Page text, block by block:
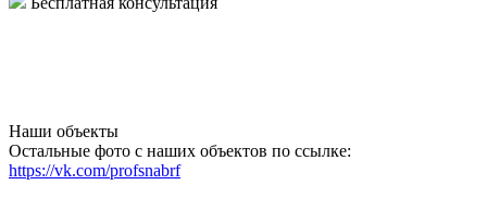
Наши объекты
Остальные фото с наших объектов по ссылке:
https://vk.com/profsnabrf